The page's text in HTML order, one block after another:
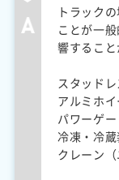
トラック
ことが一
響すること
スタッド
アルミホ
パワーゲー
冷凍・冷
クレーン